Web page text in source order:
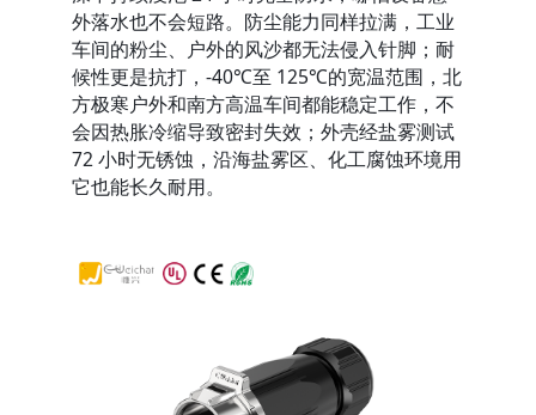
外落水也不会短路。防尘能力同样拉满，工业
车间的粉尘、户外的风沙都无法侵入针脚；耐
候性更是抗打，-40℃至 125℃的宽温范围，北
方极寒户外和南方高温车间都能稳定工作，不
会因热胀冷缩导致密封失效；外壳经盐雾测试
72 小时无锈蚀，沿海盐雾区、化工腐蚀环境用
它也能长久耐用。